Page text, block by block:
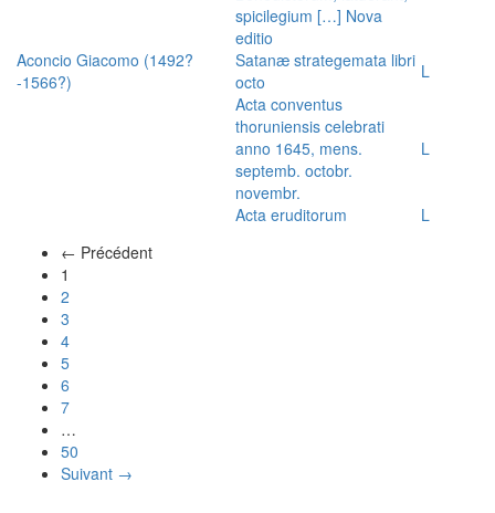
spicilegium […] Nova
editio
Aconcio Giacomo (1492?
-1566?)
Satanæ strategemata libri
octo
L
Acta conventus
thoruniensis celebrati
anno 1645, mens.
septemb. octobr.
novembr.
L
Acta eruditorum
L
← Précédent
1
2
3
4
5
6
7
…
50
Suivant →